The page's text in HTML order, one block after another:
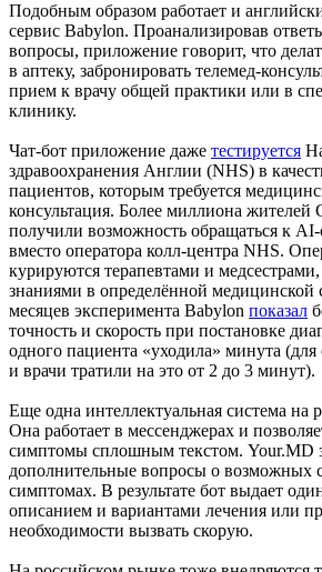
Подобным образом работает и
сервис Babylon. Проанализировав
вопросы, приложение говорит, что
в аптеку, забронировать телемед-
прием к врачу общей практики или в
клинику.
Чат-бот приложение даже тестируется
здравоохранения Англии (NHS) в
пациентов, которым требуется
консультация. Более миллиона жителей
получили возможность обращаться к
вместо оператора колл-центра NHS.
курируются терапевтами и
знаниями в определённой медицинской
месяцев эксперимента Babylon показал
точность и скорость при постановке
одного пациента «уходила» минута
и врачи тратили на это от 2 до 3 минут).
Еще одна интеллектуальная система
Она работает в мессенджерах и
симптомы сплошным текстом. Your.MD
дополнительные вопросы о возможных
симптомах. В результате бот выдает
описанием и вариантами лечения или
необходимости вызвать скорую.